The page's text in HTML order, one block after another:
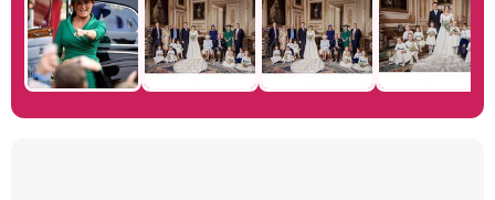
Manu Baqueiro: "Tuve como referente a Bruce Willis en 'Luz de Luna' para mi trabajo en la serie 'Perdiendo el juicio'"